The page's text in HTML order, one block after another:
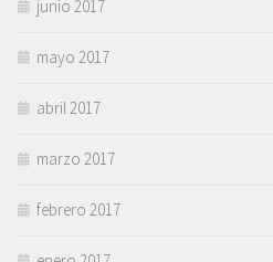
junio 2017
mayo 2017
abril 2017
marzo 2017
febrero 2017